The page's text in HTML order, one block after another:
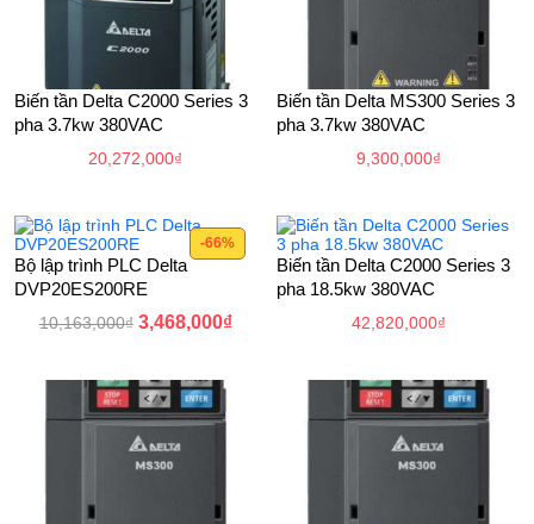
Biến tần Delta C2000 Series 3
pha 3.7kw 380VAC
20,272,000₫
Biến tần Delta MS300 Series 3
pha 3.7kw 380VAC
9,300,000₫
-66%
Bộ lập trình PLC Delta
DVP20ES200RE
10,163,000₫ Original
10,163,000₫.
3,468,000₫Current
3,468,000₫.
Biến tần Delta C2000 Series 3
pha 18.5kw 380VAC
42,820,000₫